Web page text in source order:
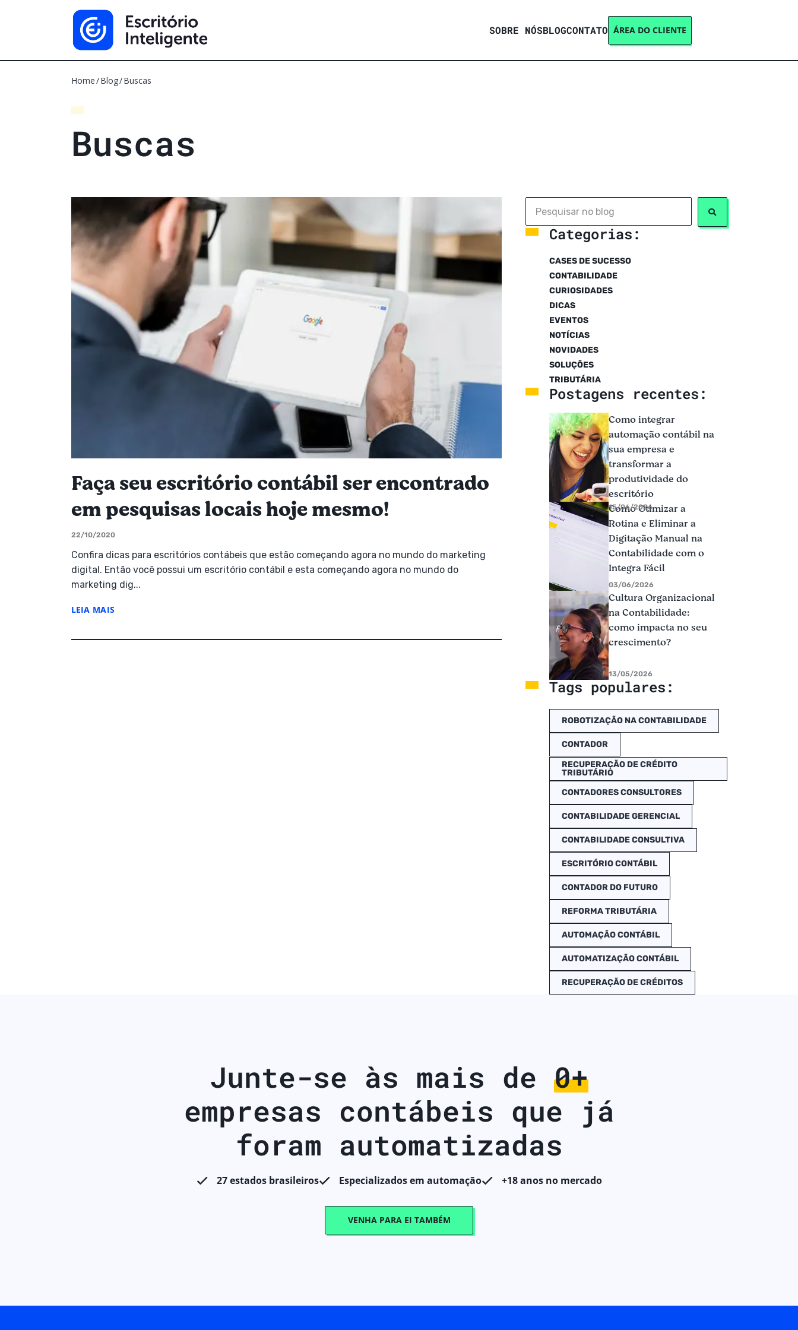
SOBRE NÓSBLOGCONTATO ÁREA DO CLIENTE
Home Blog Buscas
Buscas
Faça seu escritório contábil ser encontrado
em pesquisas locais hoje mesmo!
22/10/2020
Confira dicas para escritórios contábeis que estão começando agora no mundo do marketing
digital. Então você possui um escritório contábil e esta começando agora no mundo do
marketing dig...
LEIA MAIS
Categorias:
CASES DE SUCESSO
CONTABILIDADE
CURIOSIDADES
DICAS
EVENTOS
NOTÍCIAS
NOVIDADES
SOLUÇÕES
TRIBUTÁRIA
Postagens recentes:
Como integrar
automação contábil na
sua empresa e
transformar a
produtividade do
escritório
15/06/2026
Como Otimizar a
Rotina e Eliminar a
Digitação Manual na
Contabilidade com o
Integra Fácil
03/06/2026
Cultura Organizacional
na Contabilidade:
como impacta no seu
crescimento?
13/05/2026
Tags populares:
ROBOTIZAÇÃO NA CONTABILIDADE
CONTADOR
RECUPERAÇÃO DE CRÉDITO
TRIBUTÁRIO
CONTADORES CONSULTORES
CONTABILIDADE GERENCIAL
CONTABILIDADE CONSULTIVA
ESCRITÓRIO CONTÁBIL
CONTADOR DO FUTURO
REFORMA TRIBUTÁRIA
AUTOMAÇÃO CONTÁBIL
AUTOMATIZAÇÃO CONTÁBIL
RECUPERAÇÃO DE CRÉDITOS
Junte-se às mais de 0+
empresas contábeis que já
foram automatizadas
27 estados brasileiros Especializados em automação +18 anos no mercado
VENHA PARA EI TAMBÉM